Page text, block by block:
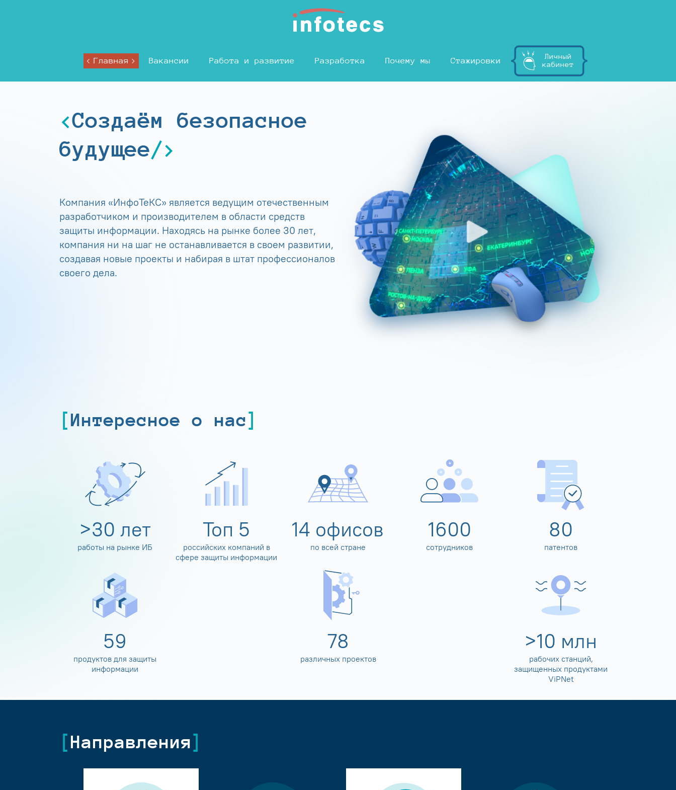
Главная Вакансии Работа и развитие Разработка Почему мы Стажировки
Личный
кабинет
Создаём безопасное
будущее
Компания «ИнфоТеКС» является ведущим отечественным
разработчиком и производителем в области средств
защиты информации. Находясь на рынке более 30 лет,
компания ни на шаг не останавливается в своем развитии,
создавая новые проекты и набирая в штат профессионалов
своего дела.
Интересное о нас
>30 лет
работы на рынке ИБ
Топ 5
российских компаний в
сфере защиты информации
14 офисов
по всей стране
1600
сотрудников
80
патентов
60
продуктов для защиты
информации
80
различных проектов
>10 млн
рабочих станций,
защищенных продуктами
ViPNet
Направления